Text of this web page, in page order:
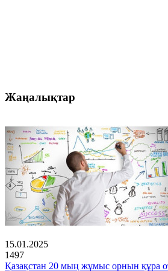
Жаңалықтар
15.01.2025
1497
Қазақстан 20 мың жұмыс орнын құра